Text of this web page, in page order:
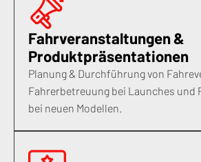
Fahrveranstaltungen &
Produktpräsentationen
Planung & Durchführung von
Fahrerbetreuung bei Launches und
bei neuen Modellen.